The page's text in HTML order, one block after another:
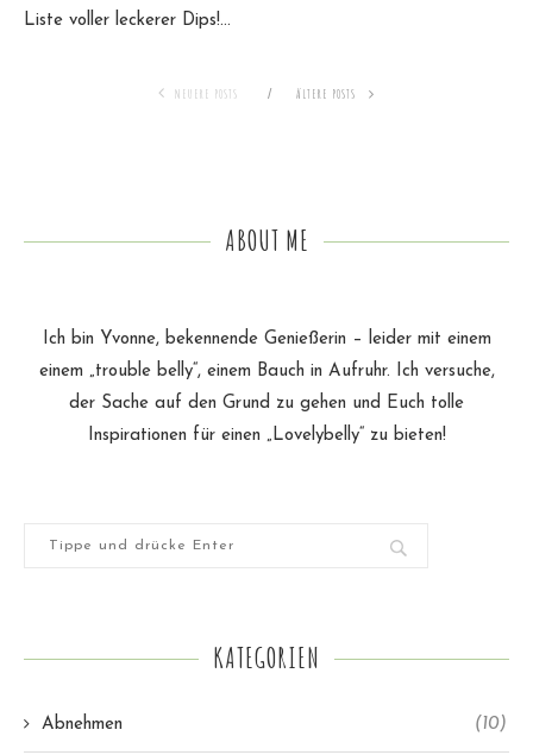
Liste voller leckerer Dips!…
NEUERE POSTS ÄLTERE POSTS
ABOUT ME
Ich bin Yvonne, bekennende Genießerin – leider mit einem
einem „trouble belly“, einem Bauch in Aufruhr. Ich versuche,
der Sache auf den Grund zu gehen und Euch tolle
Inspirationen für einen „Lovelybelly“ zu bieten!
KATEGORIEN
Abnehmen (10)